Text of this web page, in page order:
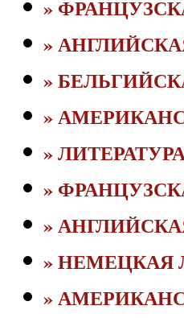
»
»
»
»
»
»
»
» НЕМЕЦКАЯ
»